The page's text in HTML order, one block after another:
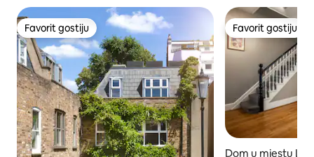
Favorit gostiju
Favorit gostiju Favorit gostiju
Favorit gostiju
Dom u mjestu